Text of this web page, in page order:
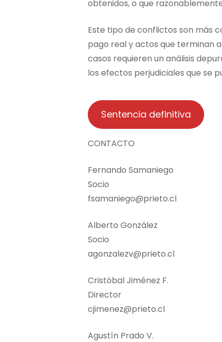
obtenidos, o que
Este tipo de conflictos son más
pago real y actos que terminan
casos requieren un análisis
los efectos perjudiciales que se
Sentencia definitiva
CONTACTO
Fernando Samaniego
Socio
fsamaniego@prieto.cl
Alberto González
Socio
agonzalezv@prieto.cl
Cristóbal Jiménez F.
Director
cjimenez@prieto.cl
Agustín Prado V.